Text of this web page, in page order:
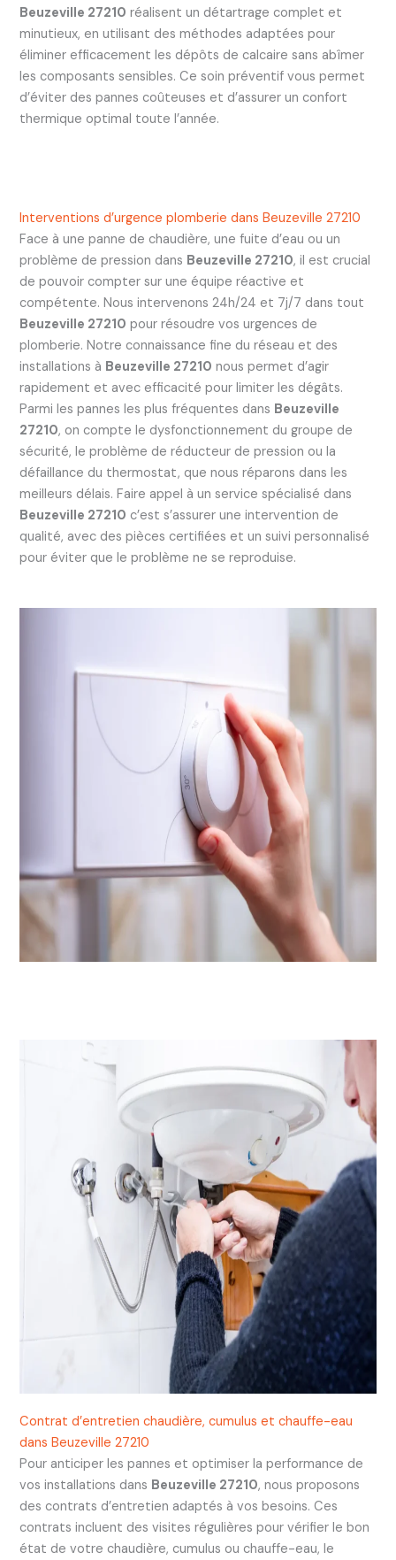
Beuzeville 27210 réalisent un détartrage complet et
minutieux, en utilisant des méthodes adaptées pour
éliminer efficacement les dépôts de calcaire sans abîmer
les composants sensibles. Ce soin préventif vous permet
d’éviter des pannes coûteuses et d’assurer un confort
thermique optimal toute l’année.
Interventions d’urgence plomberie dans Beuzeville 27210
Face à une panne de chaudière, une fuite d’eau ou un
problème de pression dans Beuzeville 27210, il est crucial
de pouvoir compter sur une équipe réactive et
compétente. Nous intervenons 24h/24 et 7j/7 dans tout
Beuzeville 27210 pour résoudre vos urgences de
plomberie. Notre connaissance fine du réseau et des
installations à Beuzeville 27210 nous permet d’agir
rapidement et avec efficacité pour limiter les dégâts.
Parmi les pannes les plus fréquentes dans Beuzeville
27210, on compte le dysfonctionnement du groupe de
sécurité, le problème de réducteur de pression ou la
défaillance du thermostat, que nous réparons dans les
meilleurs délais. Faire appel à un service spécialisé dans
Beuzeville 27210 c’est s’assurer une intervention de
qualité, avec des pièces certifiées et un suivi personnalisé
pour éviter que le problème ne se reproduise.
Contrat d’entretien chaudière, cumulus et chauffe-eau
dans Beuzeville 27210
Pour anticiper les pannes et optimiser la performance de
vos installations dans Beuzeville 27210, nous proposons
des contrats d’entretien adaptés à vos besoins. Ces
contrats incluent des visites régulières pour vérifier le bon
état de votre chaudière, cumulus ou chauffe-eau, le